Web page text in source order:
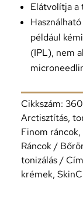
Elátvolítja a
például
(IPL), nem
Cikkszám:
Arctisztítás,
Finom ráncok,
Ráncok /
tonizálás
krémek,